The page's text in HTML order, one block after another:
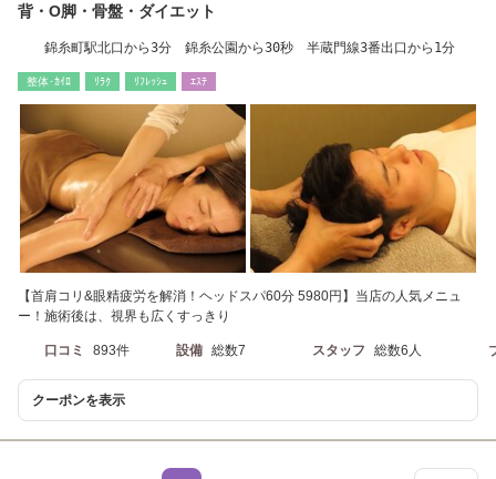
背・O脚・骨盤・ダイエット
錦糸町駅北口から3分 錦糸公園から30秒 半蔵門線3番出口から1分
整体･ｶｲﾛ ﾘﾗｸ ﾘﾌﾚｯｼｭ ｴｽﾃ
【首肩コリ&眼精疲労を解消！ヘッドスパ60分 5980円】当店の人気メニュ
ー！施術後は、視界も広くすっきり
口コミ 893件 設備 総数7 スタッフ 総数6人
クーポンを表示